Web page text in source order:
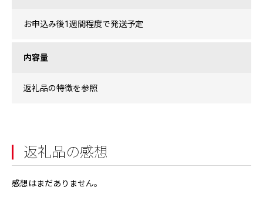
お申込み後1週間程度で発送予定
内容量
返礼品の特徴を参照
返礼品の感想
感想はまだありません。